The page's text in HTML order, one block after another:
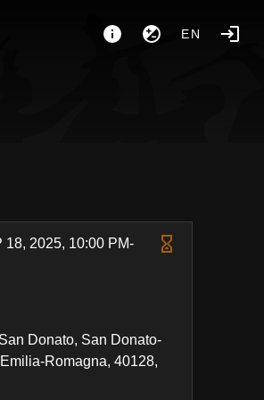
EN
18, 2025, 10:00 PM-
Donato, San Donato-
Romagna, 40128,